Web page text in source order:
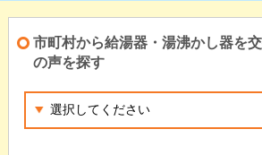
市町村から給湯器・湯沸かし器を
の声を探す